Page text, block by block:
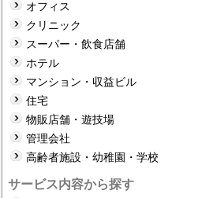
ンオフィス
クリニック
スーパー・飲食店舗
ホテル
マンション・収益ビル
住宅
物販店舗・遊技場
管理会社
高齢者施設・幼稚園・学校
サービス内容から探す